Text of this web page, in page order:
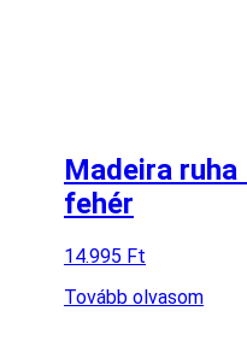
Madeira ruha
fehér
14.995 Ft
Tovább olvasom